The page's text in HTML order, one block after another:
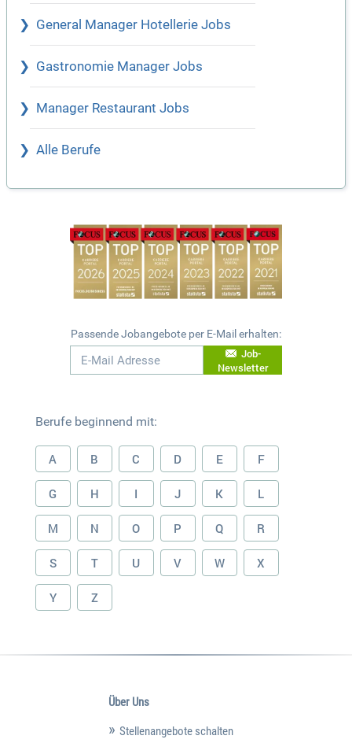
General Manager Hotellerie Jobs
Gastronomie Manager Jobs
Manager Restaurant Jobs
Alle Berufe
Passende Jobangebote per E-Mail erhalten:
Job-
Newsletter
Berufe beginnend mit:
A B C D E F
G H I J K L
M N O P Q R
S T U V W X
Y Z
Über Uns
Stellenangebote schalten